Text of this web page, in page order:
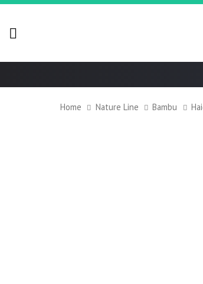
Home Nature Line Bambu